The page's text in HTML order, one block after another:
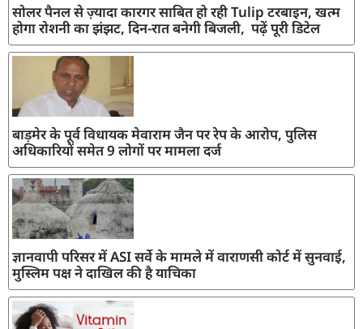
सोलर पैनल से ज़्यादा कारगर साबित हो रही Tulip टरबाइन, खत्म
होगा रोशनी का झंझट, दिन-रात बनेगी बिजली, पढ़ें पूरी डिटेल
बाड़मेर के पूर्व विधायक मेवाराम जैन पर रेप के आरोप, पुलिस
अधिकारियों समेत 9 लोगों पर मामला दर्ज
ज्ञानवापी परिसर में ASI सर्वे के मामले में वाराणसी कोर्ट में सुनवाई,
मुस्लिम पक्ष ने दाखिल की है याचिका